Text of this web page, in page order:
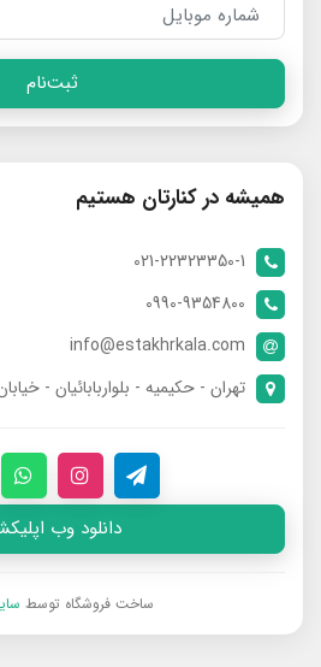
ثبت‌نام
همیشه در کنارتان هستیم
021-22323350-1
0990-9354800
info@estakhrkala.com
تهران - حکیمیه - بلواربابائیان -
دانلود وب
ساخت فروشگاه توسط